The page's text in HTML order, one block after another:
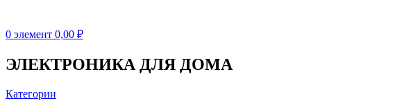
0 элемент 0,00 ₽
ЭЛЕКТРОНИКА ДЛЯ ДОМА
Категории